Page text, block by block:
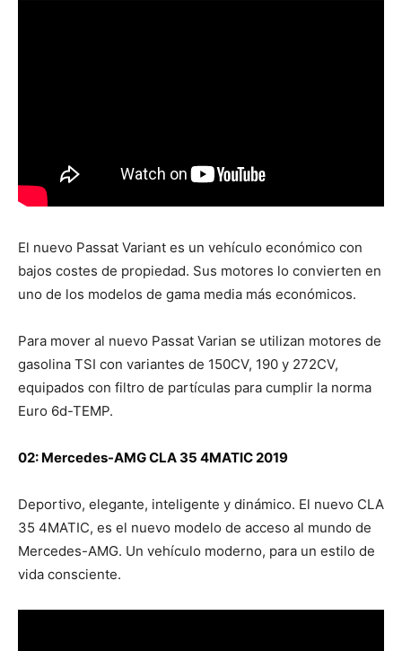
El nuevo Passat Variant es un vehículo económico con
bajos costes de propiedad. Sus motores lo convierten en
uno de los modelos de gama media más económicos.
Para mover al nuevo Passat Varian se utilizan motores de
gasolina TSI con variantes de 150CV, 190 y 272CV,
equipados con filtro de partículas para cumplir la norma
Euro 6d-TEMP.
02: Mercedes-AMG CLA 35 4MATIC 2019
Deportivo, elegante, inteligente y dinámico. El nuevo CLA
35 4MATIC, es el nuevo modelo de acceso al mundo de
Mercedes-AMG. Un vehículo moderno, para un estilo de
vida consciente.